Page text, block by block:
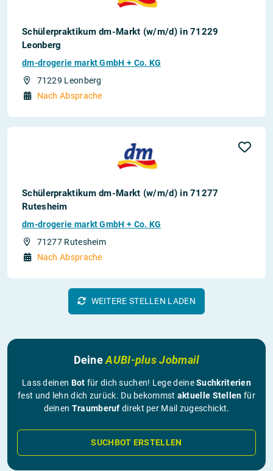
Schülerpraktikum dm-Markt (w/m/d) in 71229
Leonberg
dm-drogerie markt GmbH + Co. KG
71229 Leonberg
Nach Absprache
Schülerpraktikum dm-Markt (w/m/d) in 71277
Rutesheim
dm-drogerie markt GmbH + Co. KG
71277 Rutesheim
Nach Absprache
WEITERE STELLEN LADEN
DeineAUBI-plus Jobmail
Lass deinen Bot für dich suchen! Lege deineSuchkriterien
fest und lehn dich zurück. Du bekommst aktuelle Stellen für
deinen Traumberuf direkt per Mail zugeschickt.
SUCHBOT ERSTELLEN